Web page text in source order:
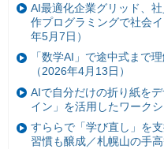
AI最適化企業グリッド、
作プログラミングで社会
年5月7日）
「数学AI」で途中式まで
（2026年4月13日）
AIで自分だけの折り紙を
イン」を活用したワーク
すららで「学び直し」を
習慣も醸成／札幌山の手